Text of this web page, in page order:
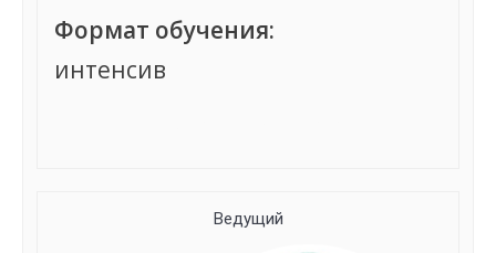
Формат обучения:
интенсив
Ведущий